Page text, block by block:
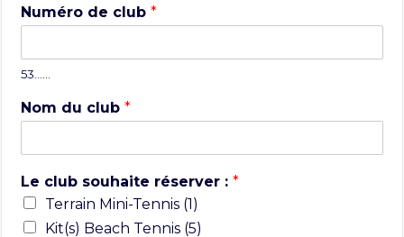
Numéro de club*
53……
Nom du club*
Le club souhaite réserver :*
Terrain Mini-Tennis (1)
Kit(s) Beach Tennis (5)